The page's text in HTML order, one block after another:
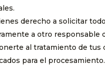
derecho a solicitar
a otro responsable
al tratamiento de tus
para el procesamiento.